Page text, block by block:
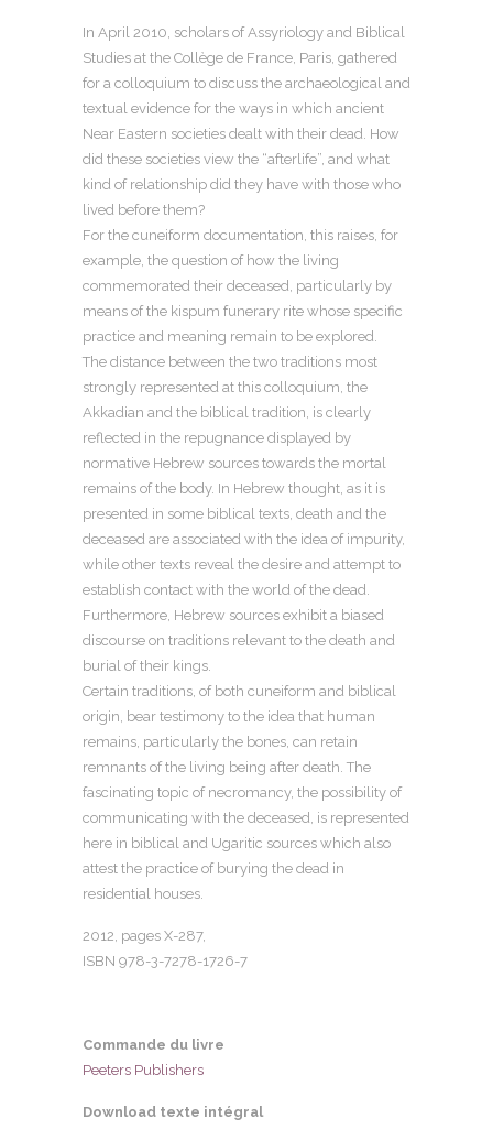
In April 2010, scholars of Assyriology and Biblical
Studies at the Collège de France, Paris, gathered
for a colloquium to discuss the archaeological and
textual evidence for the ways in which ancient
Near Eastern societies dealt with their dead. How
did these societies view the “afterlife”, and what
kind of relationship did they have with those who
lived before them?
For the cuneiform documentation, this raises, for
example, the question of how the living
commemorated their deceased, particularly by
means of the kispum funerary rite whose specific
practice and meaning remain to be explored.
The distance between the two traditions most
strongly represented at this colloquium, the
Akkadian and the biblical tradition, is clearly
reflected in the repugnance displayed by
normative Hebrew sources towards the mortal
remains of the body. In Hebrew thought, as it is
presented in some biblical texts, death and the
deceased are associated with the idea of impurity,
while other texts reveal the desire and attempt to
establish contact with the world of the dead.
Furthermore, Hebrew sources exhibit a biased
discourse on traditions relevant to the death and
burial of their kings.
Certain traditions, of both cuneiform and biblical
origin, bear testimony to the idea that human
remains, particularly the bones, can retain
remnants of the living being after death. The
fascinating topic of necromancy, the possibility of
communicating with the deceased, is represented
here in biblical and Ugaritic sources which also
attest the practice of burying the dead in
residential houses.
2012, pages X-287,
ISBN 978-3-7278-1726-7
Commande du livre
Peeters Publishers
Download texte intégral